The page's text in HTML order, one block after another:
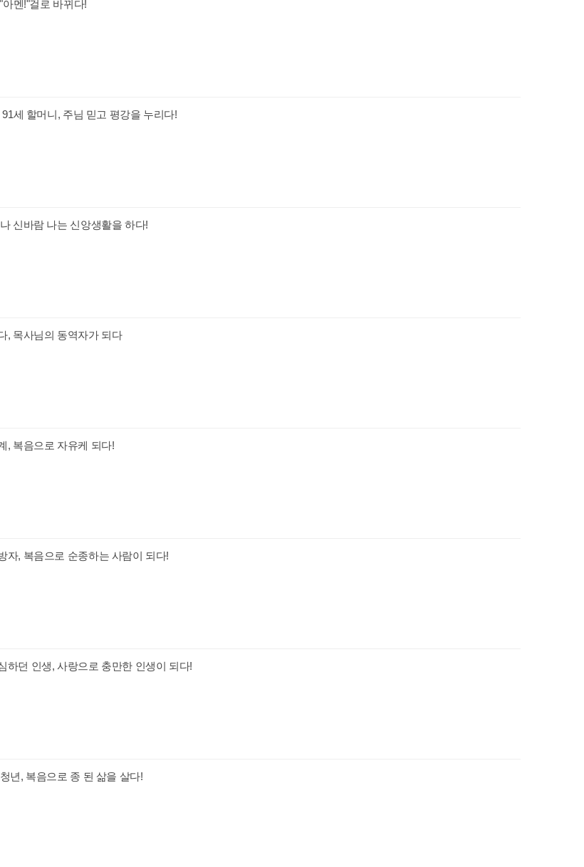
멘!"걸로 바뀌다!
세 할머니, 주님 믿고 평강을 누리다!
신바람 나는 신앙생활을 하다!
, 목사님의 동역자가 되다
, 복음으로 자유케 되다!
자, 복음으로 순종하는 사람이 되다!
하던 인생, 사랑으로 충만한 인생이 되다!
년, 복음으로 종 된 삶을 살다!